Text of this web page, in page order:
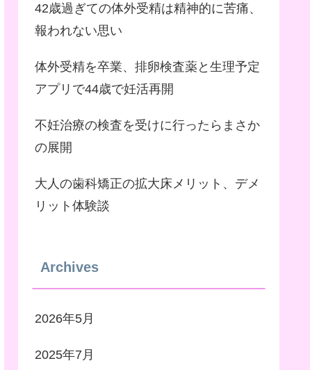
42歳過ぎての体外受精は精神的に苦痛、
報われない思い
体外受精を卒業、排卵検査薬と生理予定
アプリで44歳で妊活再開
不妊治療の検査を受けに行ったらまさか
の展開
大人の歯科矯正の拡大床メリット、デメ
リット体験談
Archives
2026年5月
2025年7月